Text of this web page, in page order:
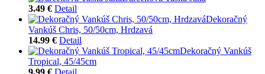
3.49 € Detail
Dekoračný
Vankúš Chris, 50/50cm, Hrdzavá
14.99 € Detail
Dekoračný Vankúš
Tropical, 45/45cm
9.99 € Detail